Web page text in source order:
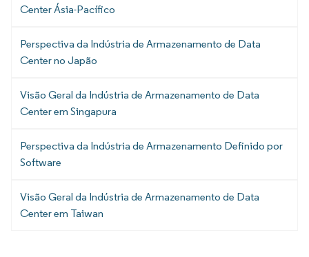
Center Ásia-Pacífico
Perspectiva da Indústria de Armazenamento de Data
Center no Japão
Visão Geral da Indústria de Armazenamento de Data
Center em Singapura
Perspectiva da Indústria de Armazenamento Definido por
Software
Visão Geral da Indústria de Armazenamento de Data
Center em Taiwan